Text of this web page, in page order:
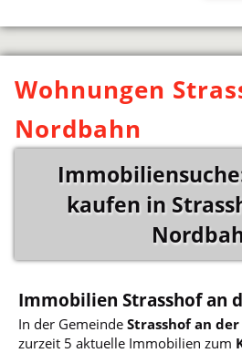
Wohnungen
Nordbahn
kaufen in
Immobilien Strasshof an
In der GemeindeStrasshof an
zurzeit 5 aktuelle Immobilien zum